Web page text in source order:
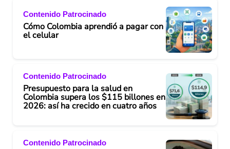
Contenido Patrocinado
Cómo Colombia aprendió a pagar con
el celular
Contenido Patrocinado
Presupuesto para la salud en
Colombia supera los $115 billones en
2026: así ha crecido en cuatro años
Contenido Patrocinado